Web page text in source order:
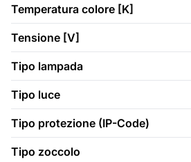
Temperatura colore [K]
Tensione [V]
Tipo lampada
Tipo luce
Tipo protezione (IP-Code)
Tipo zoccolo